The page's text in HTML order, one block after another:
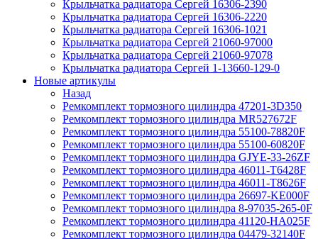
Крыльчатка радиатора Сергей 16306-2390
Крыльчатка радиатора Сергей 16306-2220
Крыльчатка радиатора Сергей 16306-1021
Крыльчатка радиатора Сергей 21060-97000
Крыльчатка радиатора Сергей 21060-97078
Крыльчатка радиатора Сергей 1-13660-129-0
Новые артикулы
Назад
Ремкомплект тормозного цилиндра 47201-3D350
Ремкомплект тормозного цилиндра MR527672F
Ремкомплект тормозного цилиндра 55100-78820F
Ремкомплект тормозного цилиндра 55100-60820F
Ремкомплект тормозного цилиндра GJYE-33-26ZF
Ремкомплект тормозного цилиндра 46011-T6428F
Ремкомплект тормозного цилиндра 46011-T8626F
Ремкомплект тормозного цилиндра 26697-KE000F
Ремкомплект тормозного цилиндра 8-97035-265-0F
Ремкомплект тормозного цилиндра 41120-HA025F
Ремкомплект тормозного цилиндра 04479-32140F